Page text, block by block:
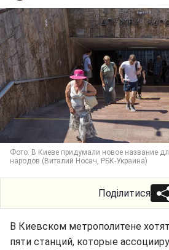
Фото: В Киеве придумали новое название
народов (Виталий Носач, РБК-Украина)
Поділитися
В Киевском метрополитене
пяти станций, которые